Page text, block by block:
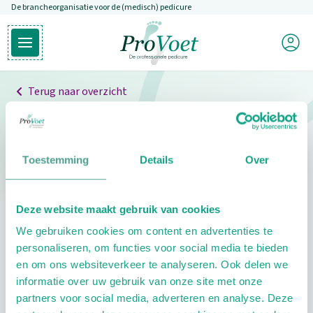
Toestemming Details Over
Deze website maakt gebruik van cookies
We gebruiken cookies om content en advertenties te
personaliseren, om functies voor social media te bieden
en om ons websiteverkeer te analyseren. Ook delen we
informatie over uw gebruik van onze site met onze
partners voor social media, adverteren en analyse. Deze
Overslaan en naar de inhoud gaan
De brancheorganisatie voor de (medisch) pedicure
Open hoofdmenu
Ga naar de homepagina
Mijn
Terug naar overzicht
Professionals
Pedicure niet gevonden
pedicure.